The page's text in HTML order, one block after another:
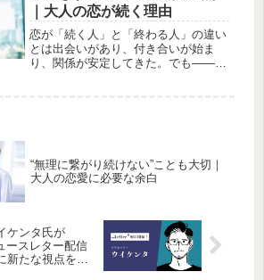
ん。むしろ、自分を守る行為です。な
ぜ...
｜大人の恋が続く理由
恋が「続く人」と「終わる人」の違い
とは出会いがあり、付き合いが始ま
り、関係が安定してきた。でも――な
“無理に繋がり続けない”ことも大切｜
大人の恋愛に必要な余白
ケンタ氏が
ースレター配信
新たな視点を提